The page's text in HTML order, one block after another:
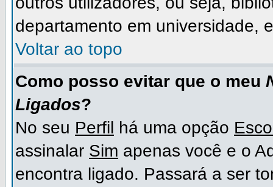
departamento em universidade,
Voltar ao topo
Como posso evitar que o meu
Ligados?
No seu Perfil há uma opção
assinalar Sim apenas você e o
encontra ligado. Passará a ser